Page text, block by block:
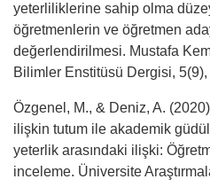
yeterliliklerine sahip olma
öğretmenlerin ve öğretmen
değerlendirilmesi. Mustafa
Bilimler Enstitüsü Dergisi, 5(9),
Özgenel, M., & Deniz, A.
ilişkin tutum ile akademik
yeterlik arasındaki ilişki:
inceleme. Üniversite